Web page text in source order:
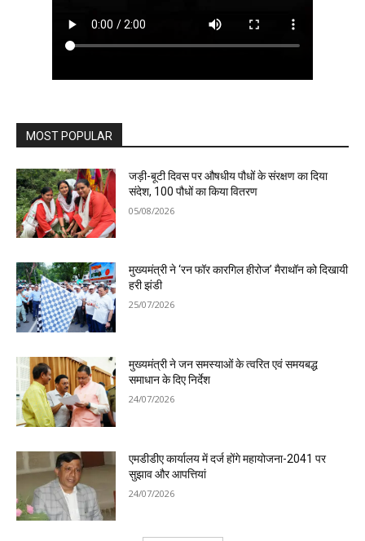
MOST POPULAR
जड़ी-बूटी दिवस पर औषधीय पौधों के संरक्षण का दिया
संदेश, 100 पौधों का किया वितरण
05/08/2026
मुख्यमंत्री ने ‘रन फॉर कारगिल हीरोज’ मैराथॉन को दिखायी
हरी झंडी
25/07/2026
मुख्यमंत्री ने जन समस्याओं के त्वरित एवं समयबद्ध
समाधान के दिए निर्देश
24/07/2026
एमडीडीए कार्यालय में दर्ज होंगे महायोजना-2041 पर
सुझाव और आपत्तियां
24/07/2026